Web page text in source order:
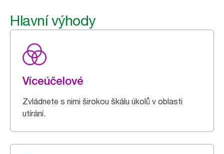
Hlavní výhody
Víceúčelové
Zvládnete s nimi širokou škálu úkolů v oblasti
utírání.